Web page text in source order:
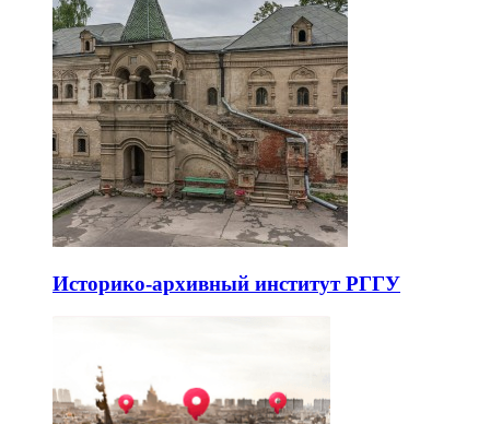
Историко-архивный институт РГГУ